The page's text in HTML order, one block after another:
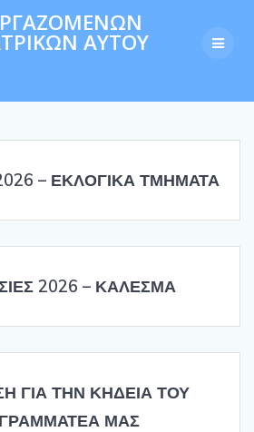
to
contentΑΥΤΟΥ
– ΕΚΛΟΓΙΚΑ ΤΜΗΜΑΤΑ
2026 – ΚΑΛΕΣΜΑ
ΓΙΑ ΤΗΝ ΚΗΔΕΙΑ ΤΟΥ
ΜΑΣ